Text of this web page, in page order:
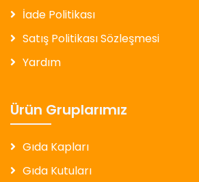
İade Politikası
Satış Politikası Sözleşmesi
Yardım
Ürün Gruplarımız
Gıda Kapları
Gıda Kutuları